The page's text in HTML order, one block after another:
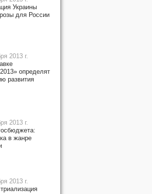
Украины
для России
2013 г.
определят
развития
2013 г.
в жанре
2013 г.